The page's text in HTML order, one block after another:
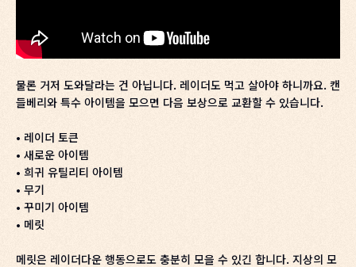
물론 거저 도와달라는 건 아닙니다. 레이더도 먹고 살아야 하니까요. 캔
들베리와 특수 아이템을 모으면 다음 보상으로 교환할 수 있습니다.
• 레이더 토큰
• 새로운 아이템
• 희귀 유틸리티 아이템
• 무기
• 꾸미기 아이템
• 메릿
메릿은 레이더다운 행동으로도 충분히 모을 수 있긴 합니다. 지상의 모